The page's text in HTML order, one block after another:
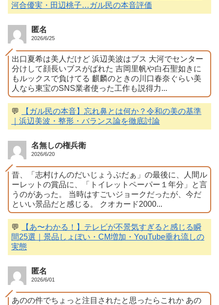
河合優実・田辺桃子…ガル民の本音評価
匿名
2026/6/25
出口夏希は美人だけど 浜辺美波はブス 大河でセンター
分けして顔長いブスがばれた 吉岡里帆や白石聖如きに
もルックスで負けてる 麒麟のときの川口春奈ぐらい美
人なら東宝のSNS業者使った工作も説得力...
💬
【ガル民の本音】忘れ鼻とは何か？令和の美の基準
｜浜辺美波・整形・バランス論を徹底討論
名無しの権兵衛
2026/6/20
昔、「志村けんのだいじょうぶだぁ」の最後に、人間ル
ーレットの賞品に、「トイレットペーパー１年分」と言
うのがあった。 当時はすごいジョークだったが、今だ
といい景品だと感じる。 クオカード2000...
💬
【あ〜わかる！】テレビが不景気すぎると感じる瞬
間25選｜景品しょぼい・CM増加・YouTube垂れ流しの
実態
匿名
2026/6/01
あのの件でちょっと注目されたと思ったらこれか あの